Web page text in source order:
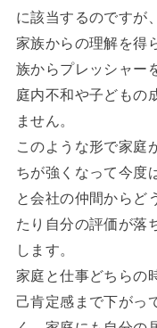
に該当するのですが
家族からの理解を得
族からプレッシャー
庭内不和や子どもの
ません。
このような形で家庭
ちが強くなって今度
と会社の仲間からど
たり自分の評価が落
します。
家庭と仕事どちらの
己肯定感まで下がっ